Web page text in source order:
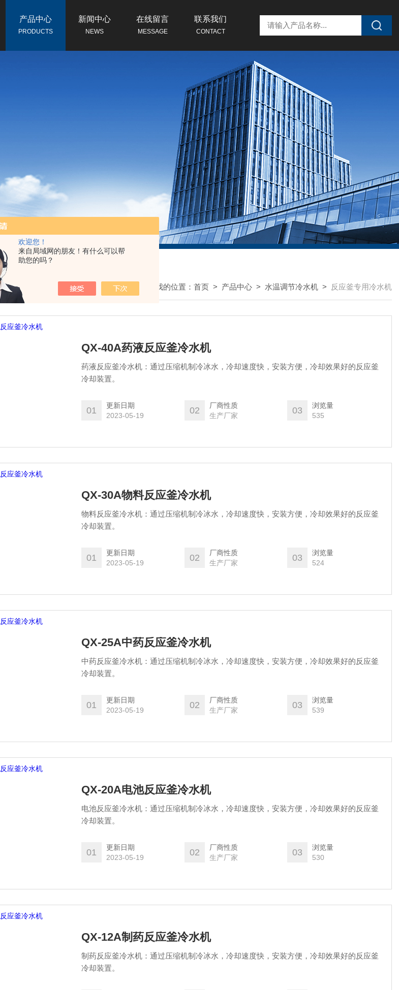
欢迎您！
来自局域网的朋友！有什么可以帮
助您的吗？
产品中心
PRODUCTS
新闻中心
NEWS
在线留言
MESSAGE
联系我们
CONTACT
我的位置： 首页 > 产品中心 > 水温调节冷水机 > 反应釜专用冷水机
QX-40A药液反应釜冷水机
药液反应釜冷水机：通过压缩机制冷冰水，冷却速度快，安装方便，冷却效果好的反应釜
冷却装置。
01
更新日期
2023-05-19
02
厂商性质
生产厂家
03
浏览量
535
QX-30A物料反应釜冷水机
物料反应釜冷水机：通过压缩机制冷冰水，冷却速度快，安装方便，冷却效果好的反应釜
冷却装置。
01
更新日期
2023-05-19
02
厂商性质
生产厂家
03
浏览量
524
QX-25A中药反应釜冷水机
中药反应釜冷水机：通过压缩机制冷冰水，冷却速度快，安装方便，冷却效果好的反应釜
冷却装置。
01
更新日期
2023-05-19
02
厂商性质
生产厂家
03
浏览量
539
QX-20A电池反应釜冷水机
电池反应釜冷水机：通过压缩机制冷冰水，冷却速度快，安装方便，冷却效果好的反应釜
冷却装置。
01
更新日期
2023-05-19
02
厂商性质
生产厂家
03
浏览量
530
QX-12A制药反应釜冷水机
制药反应釜冷水机：通过压缩机制冷冰水，冷却速度快，安装方便，冷却效果好的反应釜
冷却装置。